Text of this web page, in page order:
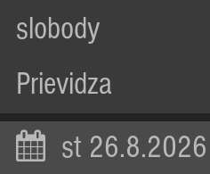
slobody
Prievidza
st 26.8.2026